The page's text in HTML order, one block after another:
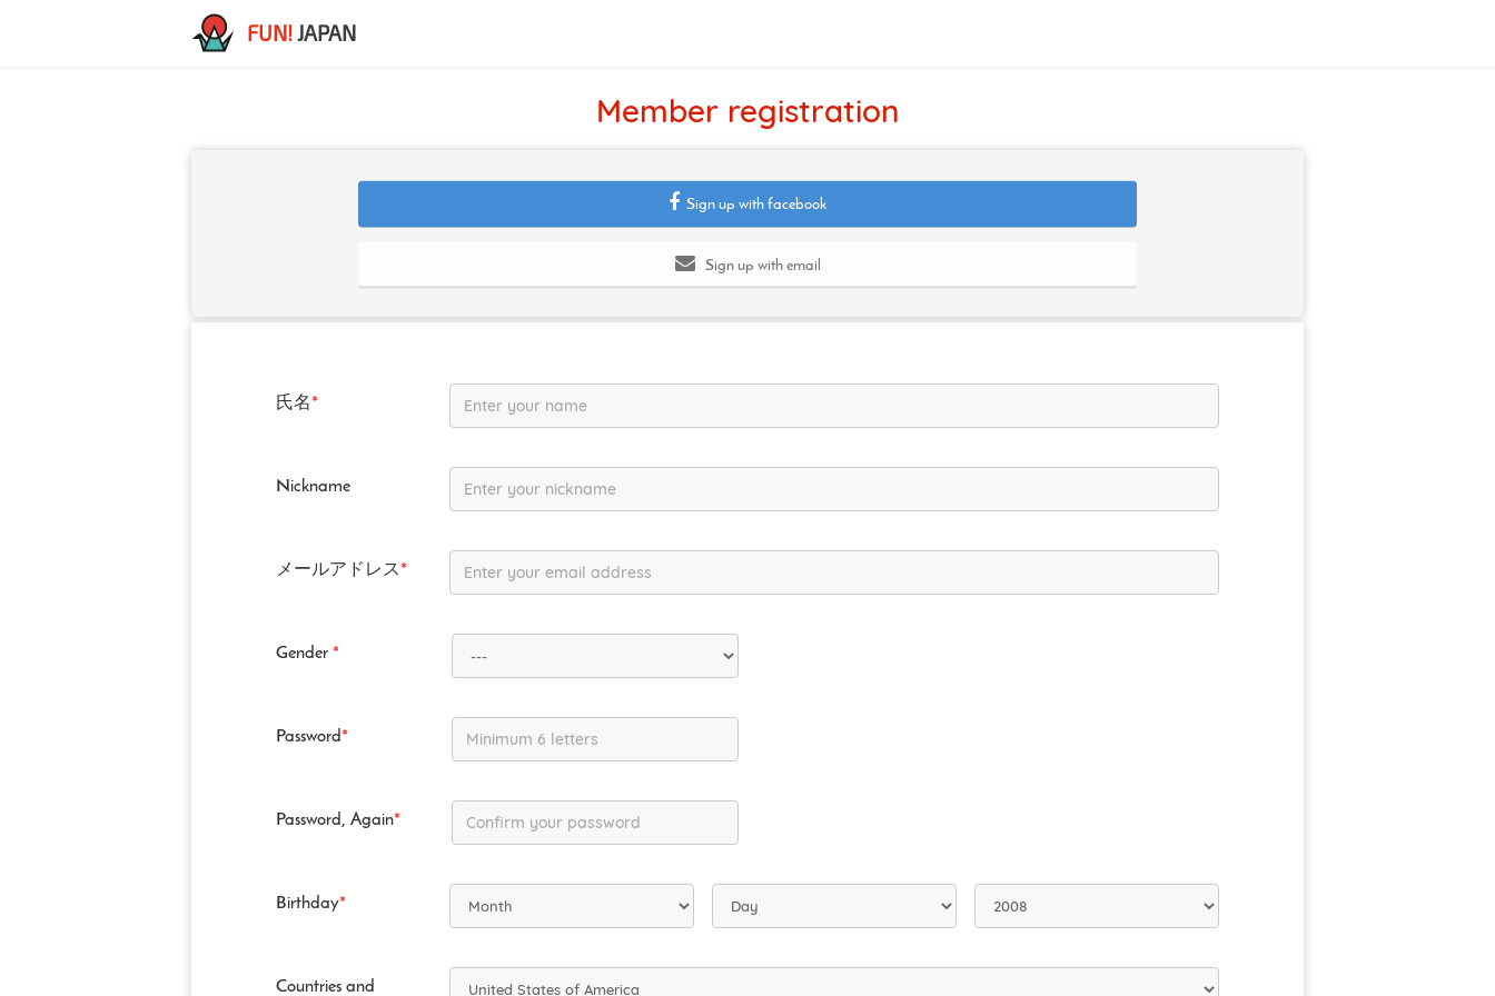
FUN! JAPAN
Member registration
Sign up with facebook
Sign up with email
氏名*
Nickname
メールアドレス*
Gender *
Password*
Password, Again*
Birthday*
Countries and